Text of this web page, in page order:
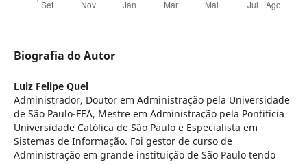
Biografia do Autor
Luiz Felipe Quel
Administrador, Doutor em Administração pela Universidade
de São Paulo-FEA, Mestre em Administração pela Pontifícia
Universidade Católica de São Paulo e Especialista em
Sistemas de Informação. Foi gestor de curso de
Administração em grande instituição de São Paulo tendo